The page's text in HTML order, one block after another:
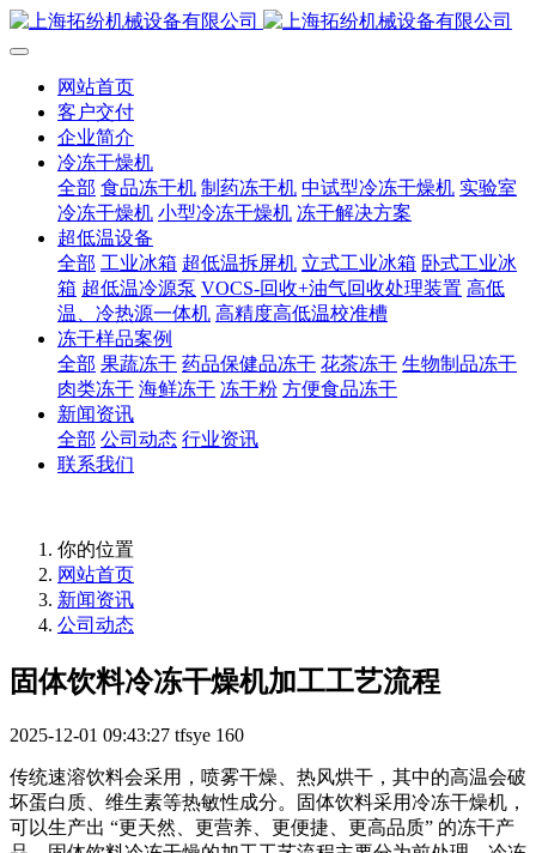
网站首页
客户交付
企业简介
冷冻干燥机
全部 食品冻干机 制药冻干机 中试型冷冻干燥机 实验室
冷冻干燥机 小型冷冻干燥机 冻干解决方案
超低温设备
全部 工业冰箱 超低温拆屏机 立式工业冰箱 卧式工业冰
箱 超低温冷源泵 VOCS-回收+油气回收处理装置 高低
温、冷热源一体机 高精度高低温校准槽
冻干样品案例
全部 果蔬冻干 药品保健品冻干 花茶冻干 生物制品冻干
肉类冻干 海鲜冻干 冻干粉 方便食品冻干
新闻资讯
全部 公司动态 行业资讯
联系我们
你的位置
网站首页
新闻资讯
公司动态
固体饮料冷冻干燥机加工工艺流程
2025-12-01 09:43:27 tfsye 160
传统速溶饮料会采用，喷雾干燥、热风烘干，其中的高温会破
坏蛋白质、维生素等热敏性成分。固体饮料采用冷冻干燥机，
可以生产出 “更天然、更营养、更便捷、更高品质” 的冻干产